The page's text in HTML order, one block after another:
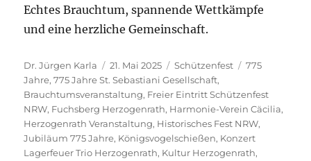
Echtes Brauchtum, spannende Wettkämpfe
und eine herzliche Gemeinschaft.
Autor
Dr. Jürgen Karla
Veröffentlicht
am
21. Mai 2025 Kategorien
Schützenfest Schlagwörter
775
Jahre,775 Jahre St. Sebastiani Gesellschaft,
Brauchtumsveranstaltung, Freier Eintritt Schützenfest
NRW, Fuchsberg Herzogenrath, Harmonie-Verein Cäcilia,
Herzogenrath Veranstaltung, Historisches Fest NRW,
Jubiläum 775 Jahre, Königsvogelschießen, Konzert
Lagerfeuer Trio Herzogenrath, Kultur Herzogenrath,